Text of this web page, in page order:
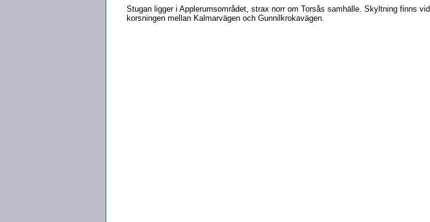
Stugan ligger i Applerumsområdet, strax norr om Torsås samhälle. Skyltning finns vid
korsningen mellan Kalmarvägen och Gunnilkrokavägen.